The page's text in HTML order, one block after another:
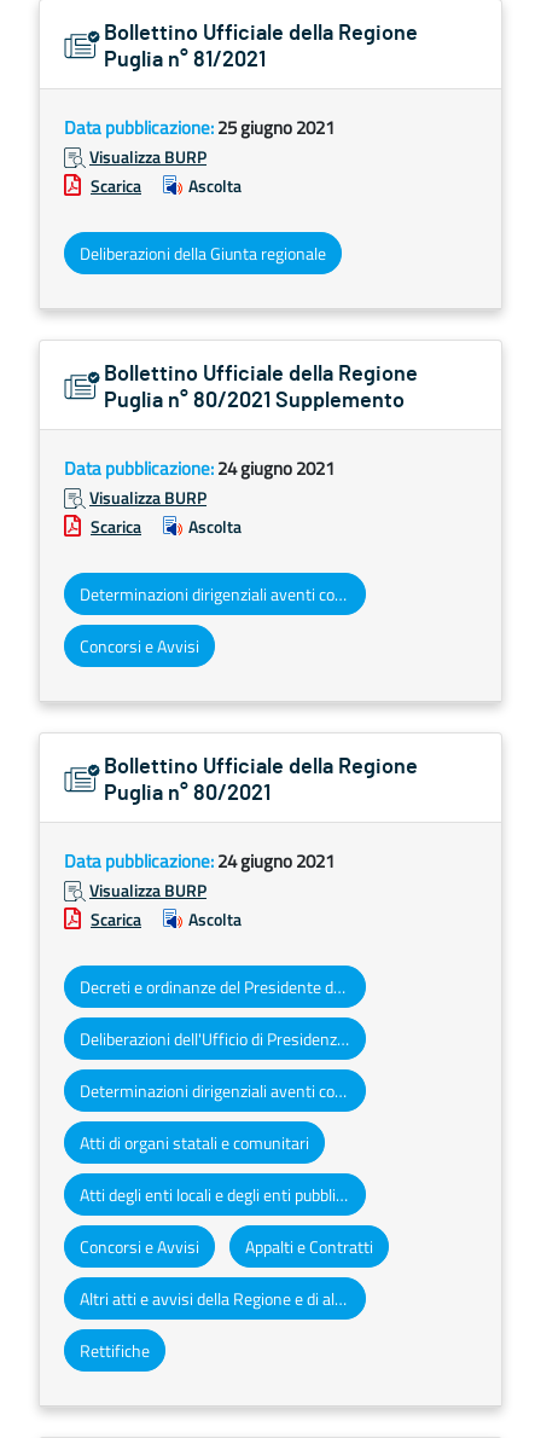
Bollettino Ufficiale della Regione
Puglia n° 81/2021
Data pubblicazione:25 giugno 2021
Visualizza BURP
Scarica
Ascolta
Deliberazioni della Giunta regionale
Bollettino Ufficiale della Regione
Puglia n° 80/2021 Supplemento
Data pubblicazione:24 giugno 2021
Visualizza BURP
Scarica
Ascolta
Determinazioni dirigenziali aventi contenuto di interesse generale
Concorsi e Avvisi
Bollettino Ufficiale della Regione
Puglia n° 80/2021
Data pubblicazione:24 giugno 2021
Visualizza BURP
Scarica
Ascolta
Decreti e ordinanze del Presidente della Giunta regionale
Deliberazioni dell'Ufficio di Presidenza del Consiglio regionale
Determinazioni dirigenziali aventi contenuto di interesse generale
Atti di organi statali e comunitari
Atti degli enti locali e degli enti pubblici e privati
Concorsi e Avvisi Appalti e Contratti
Altri atti e avvisi della Regione e di altri enti pubblici che interessano la collettività regionale
Rettifiche